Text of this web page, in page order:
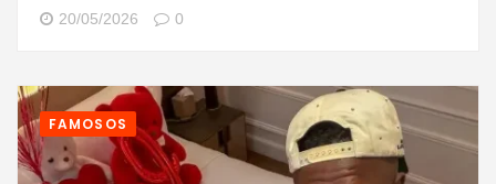
20/05/2026 0
FAMOSOS